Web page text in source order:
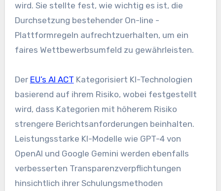
wird. Sie stellte fest, wie wichtig es ist, die
Durchsetzung bestehender On-line -
Plattformregeln aufrechtzuerhalten, um ein
faires Wettbewerbsumfeld zu gewährleisten.
Der EU’s AI ACT Kategorisiert KI-Technologien
basierend auf ihrem Risiko, wobei festgestellt
wird, dass Kategorien mit höherem Risiko
strengere Berichtsanforderungen beinhalten.
Leistungsstarke KI-Modelle wie GPT-4 von
OpenAI und Google Gemini werden ebenfalls
verbesserten Transparenzverpflichtungen
hinsichtlich ihrer Schulungsmethoden